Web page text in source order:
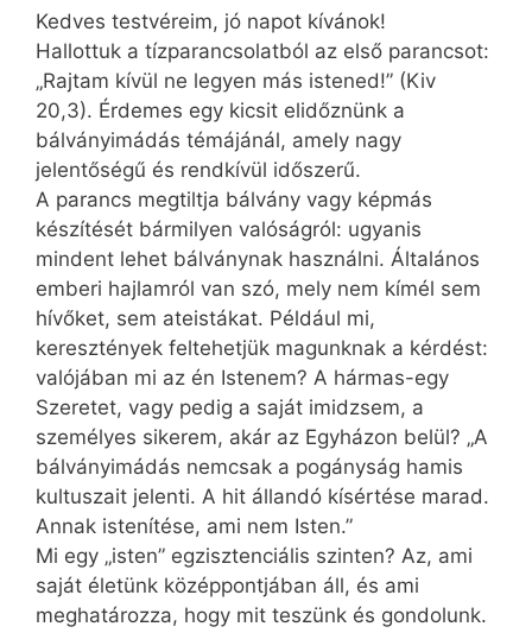
Kedves testvéreim, jó napot kívánok!
Hallottuk a tízparancsolatból az első parancsot:
„Rajtam kívül ne legyen más istened!” (Kiv
20,3). Érdemes egy kicsit elidőznünk a
bálványimádás témájánál, amely nagy
jelentőségű és rendkívül időszerű.
A parancs megtiltja bálvány vagy képmás
készítését bármilyen valóságról: ugyanis
mindent lehet bálványnak használni. Általános
emberi hajlamról van szó, mely nem kímél sem
hívőket, sem ateistákat. Például mi,
keresztények feltehetjük magunknak a kérdést:
valójában mi az én Istenem? A hármas-egy
Szeretet, vagy pedig a saját imidzsem, a
személyes sikerem, akár az Egyházon belül? „A
bálványimádás nemcsak a pogányság hamis
kultuszait jelenti. A hit állandó kísértése marad.
Annak istenítése, ami nem Isten.”
Mi egy „isten” egzisztenciális szinten? Az, ami
saját életünk középpontjában áll, és ami
meghatározza, hogy mit teszünk és gondolunk.